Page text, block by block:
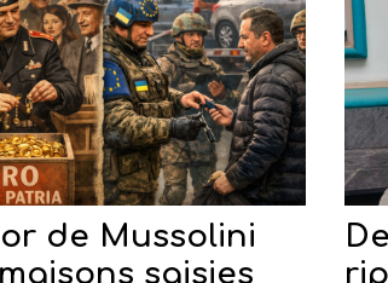
de Mussolini
saisies